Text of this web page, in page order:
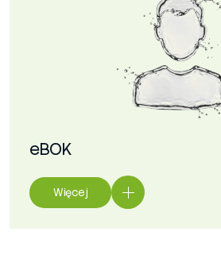
eBOK
Więcej